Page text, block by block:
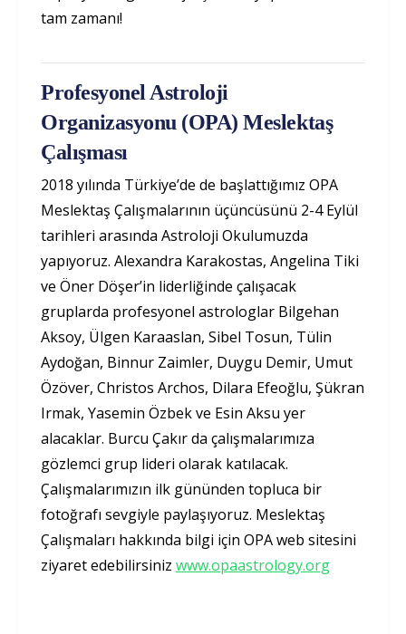
tam zamanı!
Profesyonel Astroloji
Organizasyonu (OPA) Meslektaş
Çalışması
2018 yılında Türkiye’de de başlattığımız OPA
Meslektaş Çalışmalarının üçüncüsünü 2-4 Eylül
tarihleri arasında Astroloji Okulumuzda
yapıyoruz. Alexandra Karakostas, Angelina Tiki
ve Öner Döşer’in liderliğinde çalışacak
gruplarda profesyonel astrologlar Bilgehan
Aksoy, Ülgen Karaaslan, Sibel Tosun, Tülin
Aydoğan, Binnur Zaimler, Duygu Demir, Umut
Özöver, Christos Archos, Dilara Efeoğlu, Şükran
Irmak, Yasemin Özbek ve Esin Aksu yer
alacaklar. Burcu Çakır da çalışmalarımıza
gözlemci grup lideri olarak katılacak.
Çalışmalarımızın ilk gününden topluca bir
fotoğrafı sevgiyle paylaşıyoruz. Meslektaş
Çalışmaları hakkında bilgi için OPA web sitesini
ziyaret edebilirsiniz www.opaastrology.org